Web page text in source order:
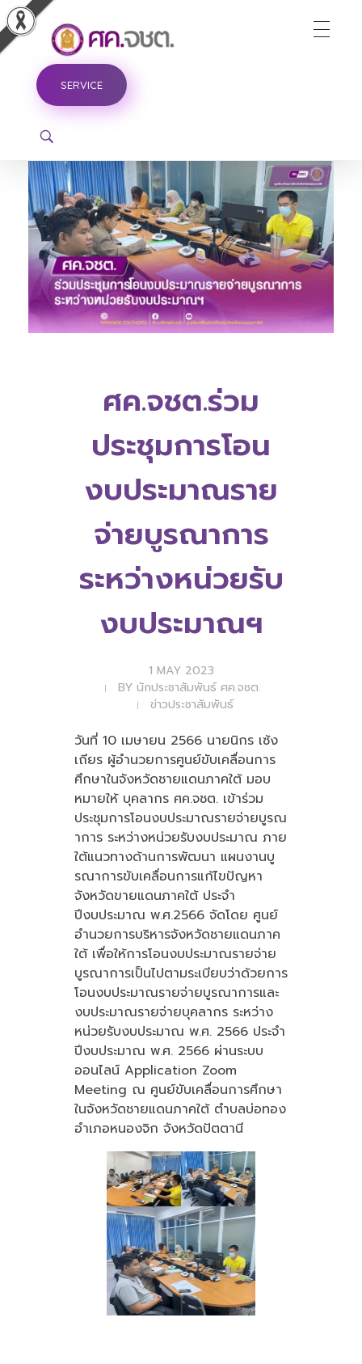
ศูนย์ขับเคลื่อนการศึกษาในจังหวัดชายแดนภาคใต้
SERVICE
ศค.จชต.ร่วม
ประชุมการโอน
งบประมาณราย
จ่ายบูรณาการ
ระหว่างหน่วยรับ
งบประมาณฯ
1 MAY 2023
BY นักประชาสัมพันธ์ ศค.จชต.
ข่าวประชาสัมพันธ์
วันที่ 10 เมษายน 2566 นายนิกร เซ้ง
เถียร ผู้อำนวยการศูนย์ขับเคลื่อนการ
ศึกษาในจังหวัดชายแดนภาคใต้ มอบ
หมายให้ บุคลากร ศค.จชต. เข้าร่วม
ประชุมการโอนงบประมาณรายจ่ายบูรณ
าการ ระหว่างหน่วยรับงบประมาณ ภาย
ใต้แนวทางด้านการพัฒนา แผนงานบู
รณาการขับเคลื่อนการแก้ไขปัญหา
จังหวัดขายแดนภาคใต้ ประจำ
ปีงบประมาณ พ.ศ.2566 จัดโดย ศูนย์
อำนวยการบริหารจังหวัดชายแดนภาค
ใต้ เพื่อให้การโอนงบประมาณรายจ่าย
บูรณาการเป็นไปตามระเบียบว่าด้วยการ
โอนงบประมาณรายจ่ายบูรณาการและ
งบประมาณรายจ่ายบุคลากร ระหว่าง
หน่วยรับงบประมาณ พ.ศ. 2566 ประจำ
ปีงบประมาณ พ.ศ. 2566 ผ่านระบบ
ออนไลน์ Application Zoom
Meeting ณ ศูนย์ขับเคลื่อนการศึกษา
ในจังหวัดชายแดนภาคใต้ ตำบลบ่อทอง
อำเภอหนองจิก จังหวัดปัตตานี